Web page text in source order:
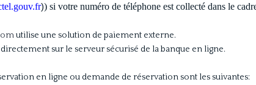
)) si votre numéro de téléphone est collecté dans le
utilise une solution de paiement externe.
sur le serveur sécurisé de la banque en ligne.
en ligne ou demande de réservation sont les suivantes: